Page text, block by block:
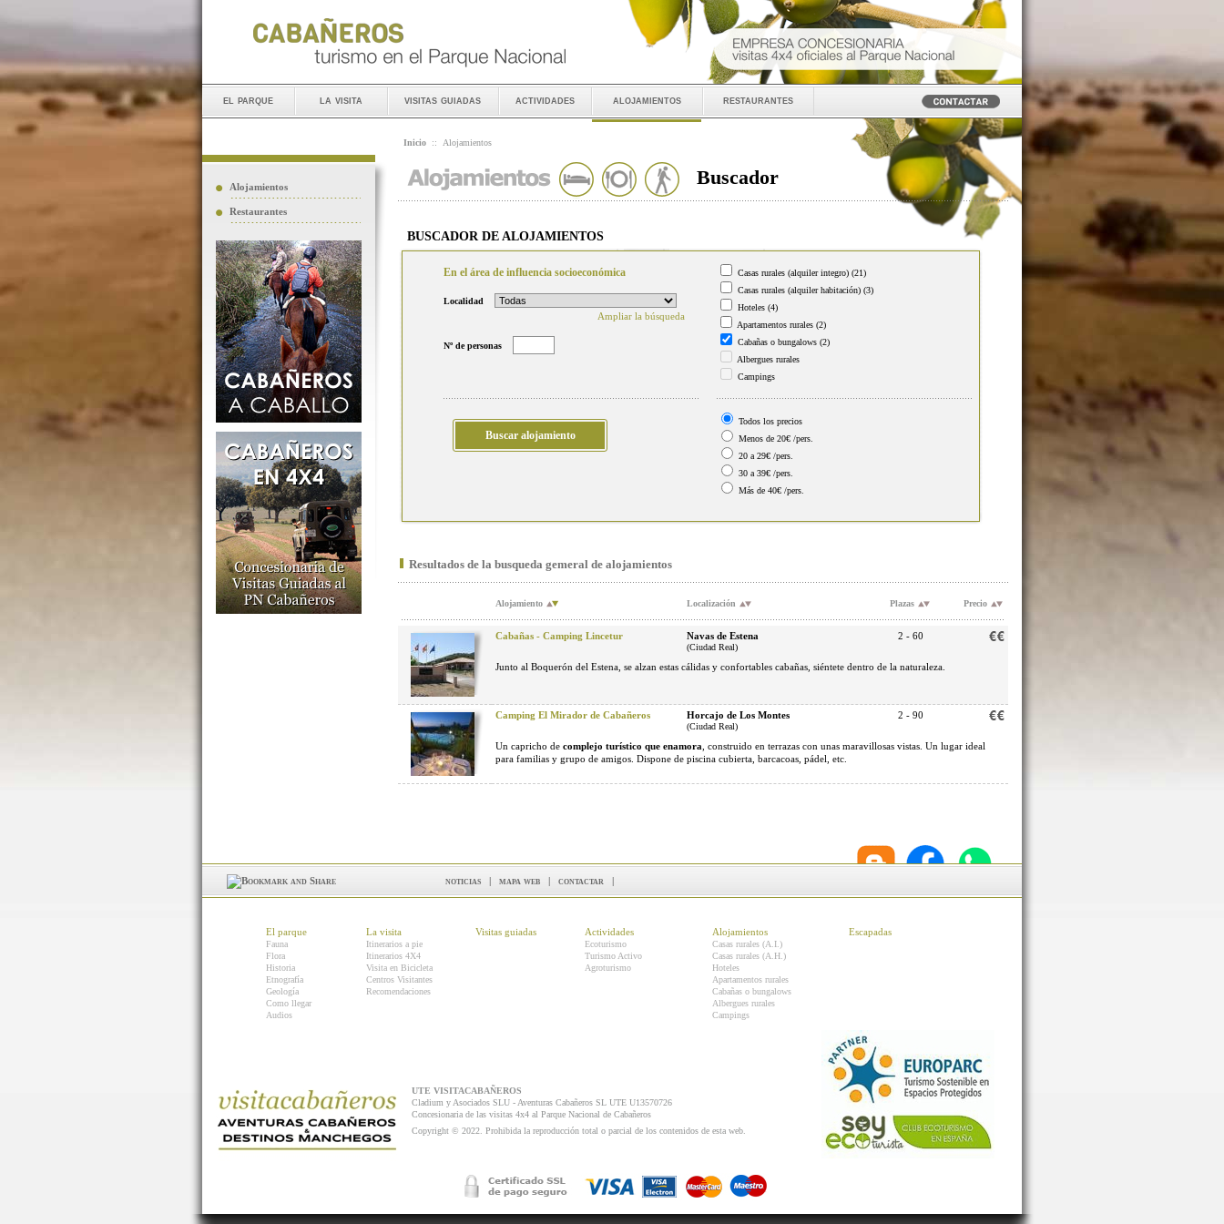
el parque la visita visitas guiadas actividades alojamientos restaurantes
Alojamientos
Restaurantes
Inicio :: Alojamientos
Buscador
BUSCADOR DE ALOJAMIENTOS
En el área de influencia socioeconómica
Localidad
Ampliar la búsqueda
Nº de personas
Casas rurales (alquiler integro) (21)
Casas rurales (alquiler habitación) (3)
Hoteles (4)
Apartamentos rurales (2)
Cabañas o bungalows (2)
Albergues rurales
Campings
Todos los precios
Menos de 20€ /pers.
20 a 29€ /pers.
30 a 39€ /pers.
Más de 40€ /pers.
Resultados de la busqueda gemeral de alojamientos
Alojamiento Localización Plazas Precio
Cabañas - Camping Lincetur Navas de Estena
(Ciudad Real)
2 - 60
Junto al Boquerón del Estena, se alzan estas cálidas y confortables cabañas, siéntete dentro de la naturaleza.
Camping El Mirador de Cabañeros Horcajo de Los Montes
(Ciudad Real)
2 - 90
Un capricho de complejo turístico que enamora , construido en terrazas con unas maravillosas vistas. Un lugar ideal
para familias y grupo de amigos. Dispone de piscina cubierta, barcacoas, pádel, etc.
noticias | mapa web | contactar |
El parque
Fauna
Flora
Historia
Etnografía
Geología
Como llegar
Audios
La visita
Itinerarios a pie
Itinerarios 4X4
Visita en Bicicleta
Centros Visitantes
Recomendaciones
Visitas guiadas Actividades
Ecoturismo
Turismo Activo
Agroturismo
Alojamientos
Casas rurales (A.I.)
Casas rurales (A.H.)
Hoteles
Apartamentos rurales
Cabañas o bungalows
Albergues rurales
Campings
Escapadas
UTE VISITACABAÑEROS
Cladium y Asociados SLU - Aventuras Cabañeros SL UTE U13570726
Concesionaria de las visitas 4x4 al Parque Nacional de Cabañeros
Copyright © 2022. Prohibida la reproducción total o parcial de los contenidos de esta web.